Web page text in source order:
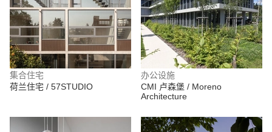
集合住宅
荷兰住宅 / 57STUDIO
办公设施
CMI 卢森堡 / Moreno
Architecture